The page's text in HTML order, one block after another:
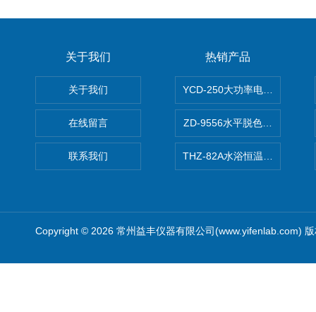
关于我们
关于我们
在线留言
联系我们
热销产品
YCD-250大功率电动搅拌器/
ZD-9556水平脱色摇床/振荡器
THZ-82A水浴恒温振荡器/恒
Copyright © 2026 常州益丰仪器有限公司(www.yifenlab.com)